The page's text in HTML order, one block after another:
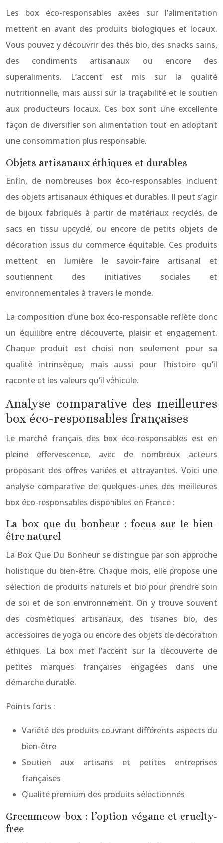
Les box éco-responsables axées sur l’alimentation
mettent en avant des produits biologiques et locaux.
Vous pouvez y découvrir des thés bio, des snacks sains,
des condiments artisanaux ou encore des
superaliments. L’accent est mis sur la qualité
nutritionnelle, mais aussi sur la traçabilité et le soutien
aux producteurs locaux. Ces box sont une excellente
façon de diversifier son alimentation tout en adoptant
une consommation plus responsable.
Objets artisanaux éthiques et durables
Enfin, de nombreuses box éco-responsables incluent
des objets artisanaux éthiques et durables. Il peut s’agir
de bijoux fabriqués à partir de matériaux recyclés, de
sacs en tissu upcyclé, ou encore de petits objets de
décoration issus du commerce équitable. Ces produits
mettent en lumière le savoir-faire artisanal et
soutiennent des initiatives sociales et
environnementales à travers le monde.
La composition d’une box éco-responsable reflète donc
un équilibre entre découverte, plaisir et engagement.
Chaque produit est choisi non seulement pour sa
qualité intrinsèque, mais aussi pour l’histoire qu’il
raconte et les valeurs qu’il véhicule.
Analyse comparative des meilleures
box éco-responsables françaises
Le marché français des box éco-responsables est en
pleine effervescence, avec de nombreux acteurs
proposant des offres variées et attrayantes. Voici une
analyse comparative de quelques-unes des meilleures
box éco-responsables disponibles en France :
La box que du bonheur : focus sur le bien-
être naturel
La Box Que Du Bonheur se distingue par son approche
holistique du bien-être. Chaque mois, elle propose une
sélection de produits naturels et bio pour prendre soin
de soi et de son environnement. On y trouve souvent
des cosmétiques artisanaux, des tisanes bio, des
accessoires de yoga ou encore des objets de décoration
éthiques. La box met l’accent sur la découverte de
petites marques françaises engagées dans une
démarche durable.
Points forts :
Variété des produits couvrant différents aspects du
bien-être
Soutien aux artisans et petites entreprises
françaises
Qualité premium des produits sélectionnés
Greenmeow box : l’option végane et cruelty-
free